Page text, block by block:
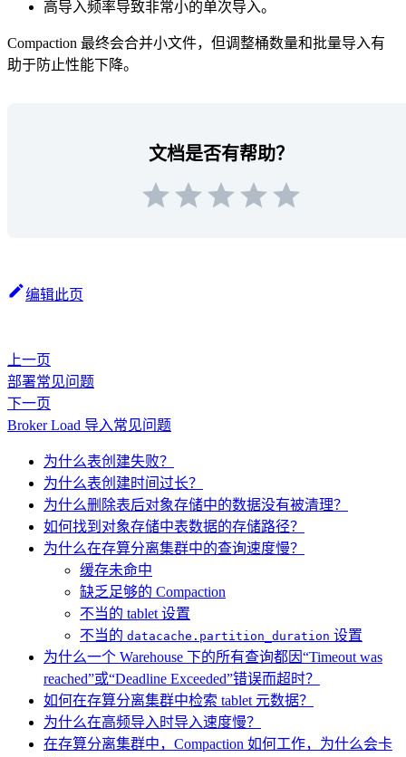
高导入频率导致非常小的单次导入。
Compaction 最终会合并小文件，但调整桶数量和批量导入有
助于防止性能下降。
文档是否有帮助？
编辑此页
上一页
部署常见问题
下一页
Broker Load 导入常见问题
为什么表创建失败？
为什么表创建时间过长？
为什么删除表后对象存储中的数据没有被清理？
如何找到对象存储中表数据的存储路径？
为什么在存算分离集群中的查询速度慢？
缓存未命中
缺乏足够的 Compaction
不当的 tablet 设置
不当的 datacache.partition_duration 设置
为什么一个 Warehouse 下的所有查询都因“Timeout was
reached”或“Deadline Exceeded”错误而超时？
如何在存算分离集群中检索 tablet 元数据？
为什么在高频导入时导入速度慢？
在存算分离集群中，Compaction 如何工作，为什么会卡